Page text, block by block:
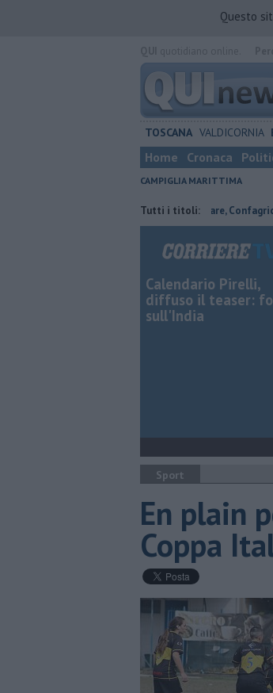
Questo
TOSCANA VALDICORNIA
Home Cronaca
CAMPIGLIA MARITTIMA
Tutti i titoli:
Parco eolico in mare, Confagricoltura
Calendario Pirelli,
diffuso il teaser:
sull'India
Sport
En plain
Coppa